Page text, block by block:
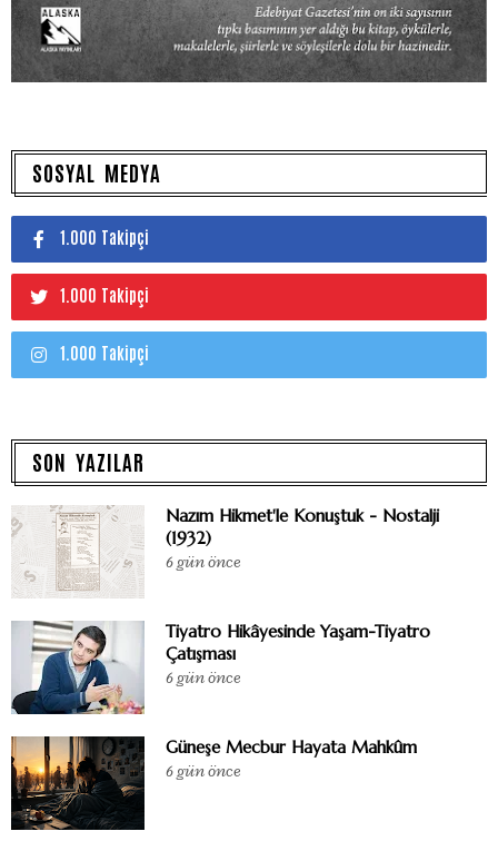
SOSYAL MEDYA
1.000 Takipçi
1.000 Takipçi
1.000 Takipçi
SON YAZILAR
Nazım Hikmet'le Konuştuk - Nostalji
(1932)
6 gün önce
Tiyatro Hikâyesinde Yaşam-Tiyatro
Çatışması
6 gün önce
Güneşe Mecbur Hayata Mahkûm
6 gün önce